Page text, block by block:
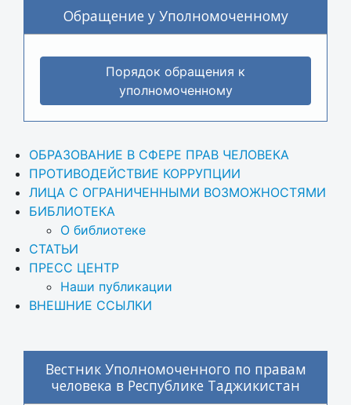
Обращение у Уполномоченному
Порядок обращения к
уполномоченному
ОБРАЗОВАНИЕ В СФЕРЕ ПРАВ ЧЕЛОВЕКА
ПРОТИВОДЕЙСТВИЕ КОРРУПЦИИ
ЛИЦА С ОГРАНИЧЕННЫМИ ВОЗМОЖНОСТЯМИ
БИБЛИОТЕКА
О библиотеке
СТАТЬИ
ПРЕСС ЦЕНТР
Наши публикации
ВНЕШНИЕ ССЫЛКИ
Вестник Уполномоченного по правам
человека в Республике Таджикистан